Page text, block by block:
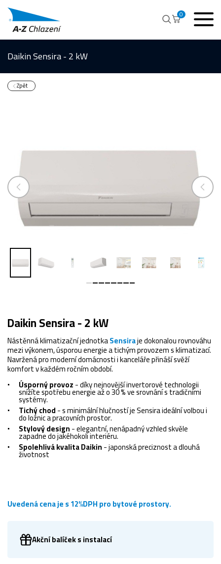
0
Daikin Sensira - 2 kW
Zpět
Daikin Sensira - 2 kW
Nástěnná klimatizační jednotkaSensiraje dokonalou rovnováhu
mezi výkonem, úsporou energie a tichým provozem s klimatizací.
Navržená pro moderní domácnosti i kanceláře přináší svěží
komfort v každém ročním období.
Úsporný provoz- díky nejnovější invertorové technologii
snížíte spotřebu energie až o 30 % ve srovnání s tradičními
systémy.
Tichý chod- s minimální hlučností je Sensira ideální volbou i
do ložnic a pracovních prostor.
Stylový design- elegantní, nenápadný vzhled skvěle
zapadne do jakéhokoli interiéru.
Spolehlivá kvalita Daikin- japonská preciznost a dlouhá
životnost
Uvedená cena je s 12%DPH pro bytové prostory.
Akční balíček s instalací